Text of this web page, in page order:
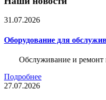
31.07.2026
Оборудование для
Обслуживание и ремонт
Подробнее
27.07.2026